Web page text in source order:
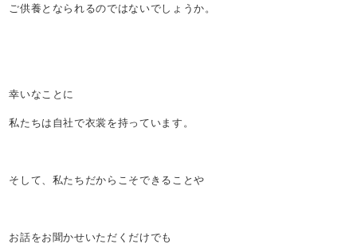
ご供養となられるのではないでしょうか。
幸いなことに
私たちは自社で衣裳を持っています。
そして、私たちだからこそできることや
お話をお聞かせいただくだけでも